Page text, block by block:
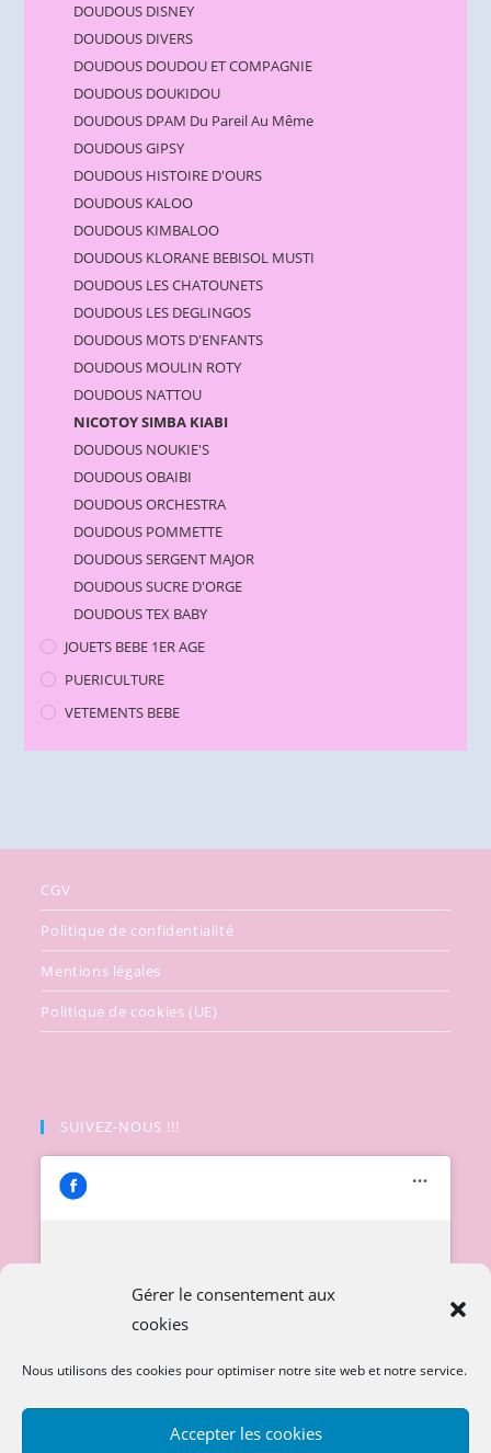
Gérer le consentement aux
cookies
Nous utilisons des cookies pour optimiser notre site web et notre service.
Accepter les cookies
DOUDOUS DISNEY
DOUDOUS DIVERS
DOUDOUS DOUDOU ET COMPAGNIE
DOUDOUS DOUKIDOU
DOUDOUS DPAM Du Pareil Au Même
DOUDOUS GIPSY
DOUDOUS HISTOIRE D'OURS
DOUDOUS KALOO
DOUDOUS KIMBALOO
DOUDOUS KLORANE BEBISOL MUSTI
DOUDOUS LES CHATOUNETS
DOUDOUS LES DEGLINGOS
DOUDOUS MOTS D'ENFANTS
DOUDOUS MOULIN ROTY
DOUDOUS NATTOU
NICOTOY SIMBA KIABI
DOUDOUS NOUKIE'S
DOUDOUS OBAIBI
DOUDOUS ORCHESTRA
DOUDOUS POMMETTE
DOUDOUS SERGENT MAJOR
DOUDOUS SUCRE D'ORGE
DOUDOUS TEX BABY
JOUETS BEBE 1ER AGE
PUERICULTURE
VETEMENTS BEBE
CGV
Politique de confidentialité
Mentions légales
Politique de cookies (UE)
SUIVEZ-NOUS !!!
Cliquez pour accepter les cookies
marketing et activer ce contenu